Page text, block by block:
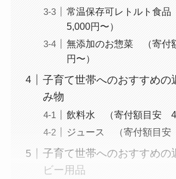
常温保存可レトルト食
5,000円〜）
無添加のお惣菜 （寄
円〜）
子育て世帯へのおすすめ
み物
飲料水 （寄付額目安
ジュース （寄付額目安
子育て世帯へのおすすめ
ビー用品